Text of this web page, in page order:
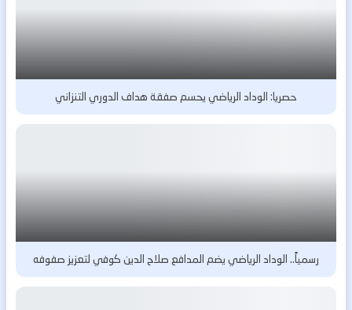
حصريا: الوداد الرياضي يحسم صفقة هداف الدوري التنزاني
رسمياً.. الوداد الرياضي يضم المدافع صلاح الدين كوفي لتعزيز صفوفه